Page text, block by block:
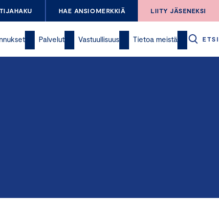
HAE ANSIOMERKKIÄ LIITY JÄSENEKSI
Palvelut Vastuullisuus Tietoa meistä ETSI